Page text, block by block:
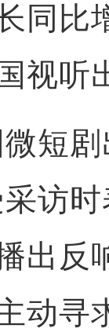
同比
视听
短剧
访
出反
动寻